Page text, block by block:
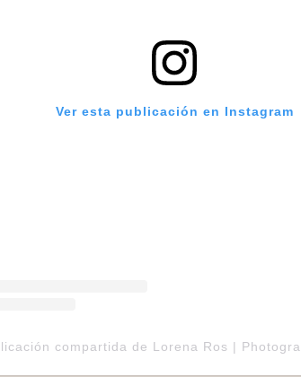
Ver esta publicación en Instagram